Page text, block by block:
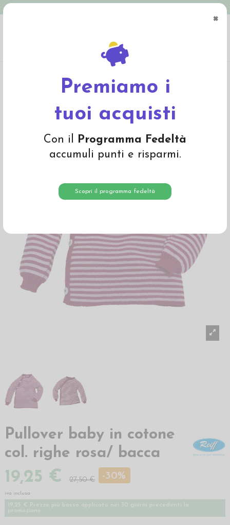
×
Premiamo i
tuoi acquisti
Con il Programma Fedeltà
accumuli punti e risparmi.
Scopri il programma fedeltà
in cotone col. righe rosa/ bacca
Pullover baby in cotone
col. righe rosa/ bacca
19,25 € 27,50 € -30%
iva inclusa
19,25 € Prezzo più basso applicato nei 30 giorni precedenti la
promozione